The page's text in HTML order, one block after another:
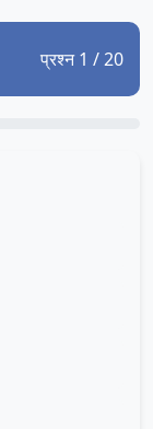
प्रश्न 1 / 20